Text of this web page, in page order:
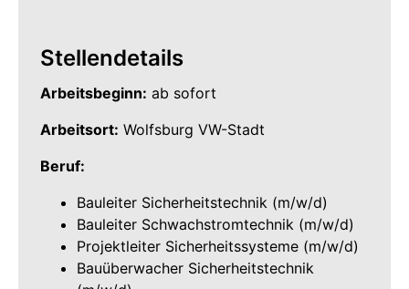
Stellendetails
Arbeitsbeginn: ab sofort
Arbeitsort: Wolfsburg VW-Stadt
Beruf:
Bauleiter Sicherheitstechnik (m/w/d)
Bauleiter Schwachstromtechnik (m/w/d)
Projektleiter Sicherheitssysteme (m/w/d)
Bauüberwacher Sicherheitstechnik